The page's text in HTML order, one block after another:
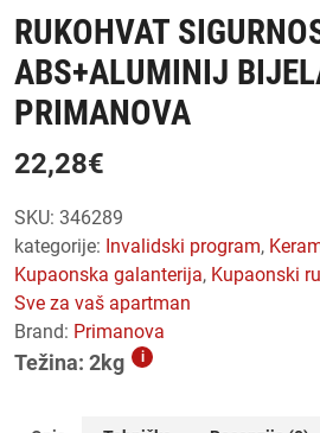
RUKOHVAT
ABS+ALUMINIJ
PRIMANOVA
22,28€
SKU: 346289
kategorije: invalidski program,
kupaonska galanterija, kupaonski
sve za vaš apartman
Brand: Primanova
Težina: 2kg i